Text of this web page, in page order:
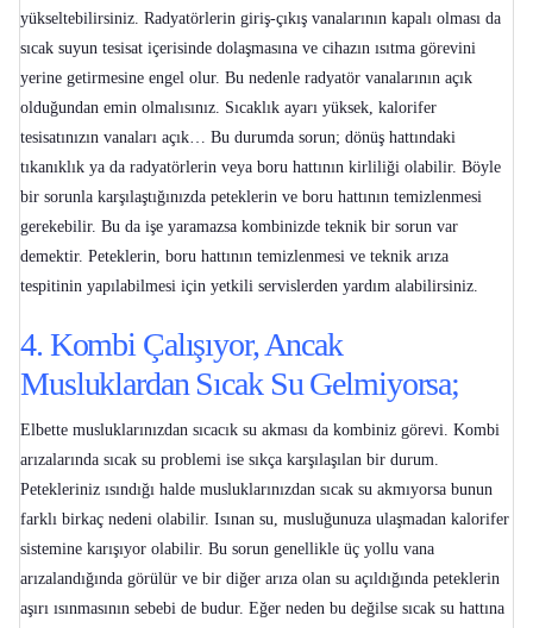
yükseltebilirsiniz. Radyatörlerin giriş-çıkış vanalarının kapalı olması da
sıcak suyun tesisat içerisinde dolaşmasına ve cihazın ısıtma görevini
yerine getirmesine engel olur. Bu nedenle radyatör vanalarının açık
olduğundan emin olmalısınız. Sıcaklık ayarı yüksek, kalorifer
tesisatınızın vanaları açık… Bu durumda sorun; dönüş hattındaki
tıkanıklık ya da radyatörlerin veya boru hattının kirliliği olabilir. Böyle
bir sorunla karşılaştığınızda peteklerin ve boru hattının temizlenmesi
gerekebilir. Bu da işe yaramazsa kombinizde teknik bir sorun var
demektir. Peteklerin, boru hattının temizlenmesi ve teknik arıza
tespitinin yapılabilmesi için yetkili servislerden yardım alabilirsiniz.
4. Kombi Çalışıyor, Ancak
Musluklardan Sıcak Su Gelmiyorsa;
Elbette musluklarınızdan sıcacık su akması da kombiniz görevi. Kombi
arızalarında sıcak su problemi ise sıkça karşılaşılan bir durum.
Petekleriniz ısındığı halde musluklarınızdan sıcak su akmıyorsa bunun
farklı birkaç nedeni olabilir. Isınan su, musluğunuza ulaşmadan kalorifer
sistemine karışıyor olabilir. Bu sorun genellikle üç yollu vana
arızalandığında görülür ve bir diğer arıza olan su açıldığında peteklerin
aşırı ısınmasının sebebi de budur. Eğer neden bu değilse sıcak su hattına